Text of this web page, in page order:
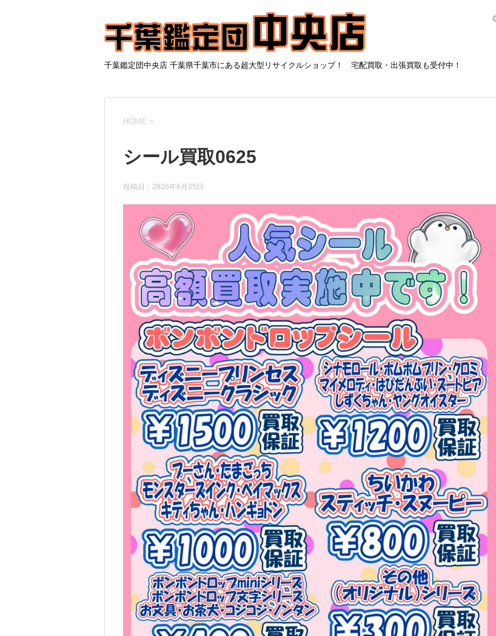
千葉鑑定団中央店 千葉県千葉市にある超大型リサイクルショップ！ 宅配買取・出張買取も受付中！
HOME >
シール買取0625
投稿日： 2026年6月25日